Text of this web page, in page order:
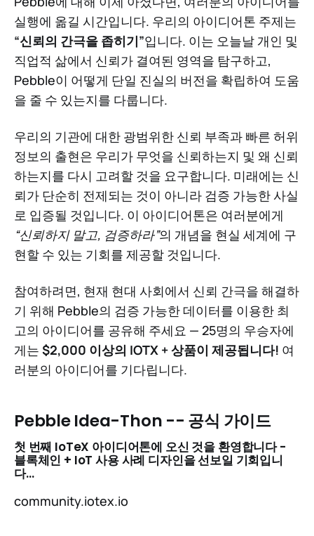
실행에 옮길 시간입니다. 우리의 아이디어톤 주제는
“신뢰의 간극을 좁히기”입니다. 이는 오늘날 개인 및
직업적 삶에서 신뢰가 결여된 영역을 탐구하고,
Pebble이 어떻게 단일 진실의 버전을 확립하여 도움
을 줄 수 있는지를 다룹니다.
우리의 기관에 대한 광범위한 신뢰 부족과 빠른 허위
정보의 출현은 우리가 무엇을 신뢰하는지 및 왜 신뢰
하는지를 다시 고려할 것을 요구합니다. 미래에는 신
뢰가 단순히 전제되는 것이 아니라 검증 가능한 사실
로 입증될 것입니다. 이 아이디어톤은 여러분에게
“신뢰하지 말고, 검증하라”의 개념을 현실 세계에 구
현할 수 있는 기회를 제공할 것입니다.
참여하려면, 현재 현대 사회에서 신뢰 간극을 해결하
기 위해 Pebble의 검증 가능한 데이터를 이용한 최
고의 아이디어를 공유해 주세요 — 25명의 우승자에
게는 $2,000 이상의 IOTX + 상품이 제공됩니다! 여
러분의 아이디어를 기다립니다.
Pebble Idea-Thon -- 공식 가이드
첫 번째 IoTeX 아이디어톤에 오신 것을 환영합니다 -
블록체인 + IoT 사용 사례 디자인을 선보일 기회입니
다…
community.iotex.io